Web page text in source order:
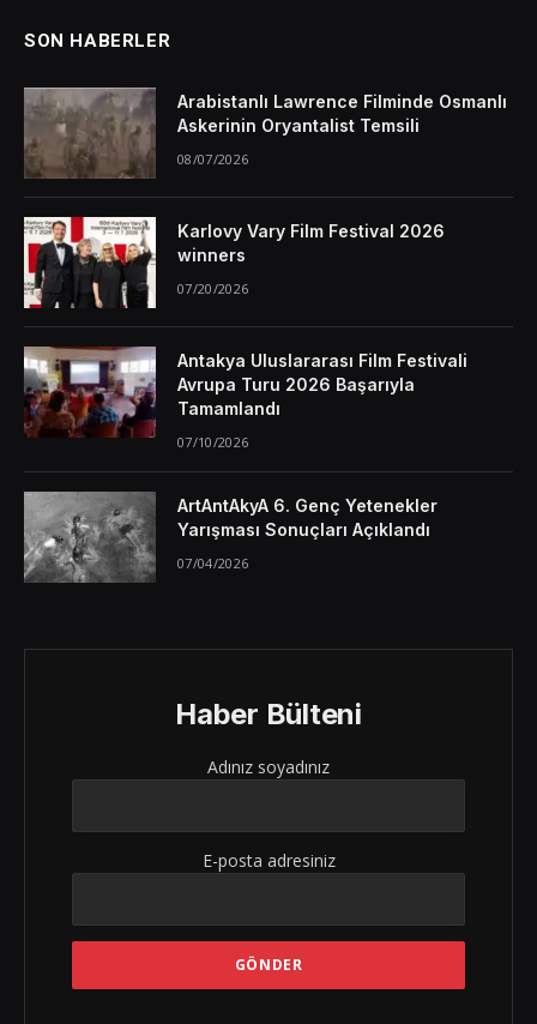
SON HABERLER
Arabistanlı Lawrence Filminde Osmanlı
Askerinin Oryantalist Temsili
08/07/2026
Karlovy Vary Film Festival 2026
winners
07/20/2026
Antakya Uluslararası Film Festivali
Avrupa Turu 2026 Başarıyla
Tamamlandı
07/10/2026
ArtAntAkyA 6. Genç Yetenekler
Yarışması Sonuçları Açıklandı
07/04/2026
Haber Bülteni
Adınız soyadınız
E-posta adresiniz